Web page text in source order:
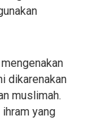
dikarenakan
muslimah.
yang